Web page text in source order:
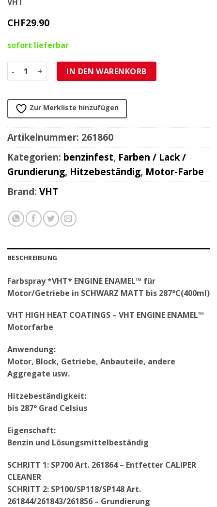
CHF29.90
sofort lieferbar
Farbspray VHT ENGINE ENAMEL für Motor/Getriebe in
IN DEN WARENKORB
Zur Merkliste hinzufügen
Artikelnummer: 261860
Kategorien: benzinfest, Farben / Lack /
Grundierung, Hitzebeständig, Motor-Farbe
Brand: VHT
BESCHREIBUNG
Farbspray *VHT* ENGINE ENAMEL™ für
Motor/Getriebe in SCHWARZ MATT bis 287°C(400ml)
VHT HIGH HEAT COATINGS – VHT ENGINE ENAMEL™
Motorfarbe
Anwendung:
Motor, Block, Getriebe, Anbauteile, andere
Aggregate usw.
Hitzebeständigkeit:
bis 287° Grad Celsius
Eigenschaft:
Benzin und Lösungsmittelbeständig
SCHRITT 1: SP700 Art. 261864 – Entfetter CALIPER
CLEANER
SCHRITT 2: SP100/SP118/SP148 Art.
261844/261843/261856 – Grundierung